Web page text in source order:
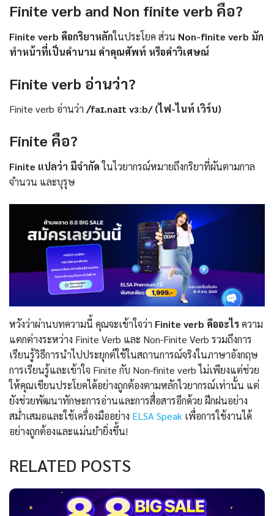
Finite verb and Non finite verb คือ?
Finite verb คือกริยาหลักในประโยค ส่วน Non-finite verb มัก
ทำหน้าที่เป็นคำนาม คำคุณศัพท์ หรือคำวิเศษณ์
Finite verb อ่านว่า?
Finite verb อ่านว่า /ˈfaɪ.naɪt vɜːb/ (ไฟ-ไนท์ เวิร์บ)
Finite คือ?
Finite แปลว่า มีจำกัดในไวยากรณ์หมายถึงกริยาที่ผันตามกาล
จำนวน และบุรุษ
หวังว่าผ่านบทความนี้ คุณจะเข้าใจว่า Finite verb คืออะไรความ
แตกต่างระหว่าง Finite Verb และ Non-Finite Verb รวมถึงการ
เรียนรู้วิธีการนำไปประยุกต์ใช้ในสถานการณ์จริงในภาษาอังกฤษ
การเรียนรู้และเข้าใจ Finite กับ Non-finite verb ไม่เพียงแต่ช่วย
ให้คุณเขียนประโยคได้อย่างถูกต้องตามหลักไวยากรณ์เท่านั้น แต่
ยังช่วยพัฒนาทักษะการอ่านและการสื่อสารอีกด้วย ฝึกฝนอย่าง
สม่ำเสมอและใช้เครื่องมืออย่าง ELSA Speak เพื่อการใช้งานได้
อย่างถูกต้องและแม่นยำยิ่งขึ้น!
RELATED POSTS